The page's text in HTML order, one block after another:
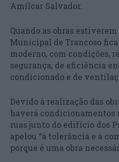
Amílcar Salvador.
Quando as obras
Municipal de Trancoso
moderno, com condições,
segurança, de eficiência
condicionado e de
Devido à realização das
haverá condicionamentos
ruas junto do edifício dos
apelou “à tolerância e à
porque é uma obra